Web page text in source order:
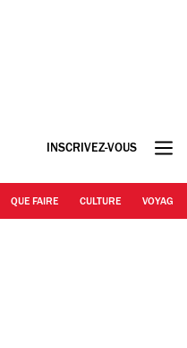
INSCRIVEZ-VOUS
QUE FAIRE CULTURE VOYAGE